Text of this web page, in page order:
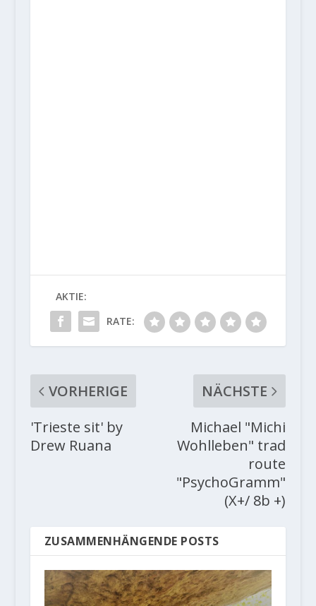
AKTIE:
RATE:
VORHERIGE
'Trieste sit' by
Drew Ruana
NÄCHSTE
Michael "Michi
Wohlleben" trad
route
"PsychoGramm"
(X+/ 8b +)
ZUSAMMENHÄNGENDE POSTS